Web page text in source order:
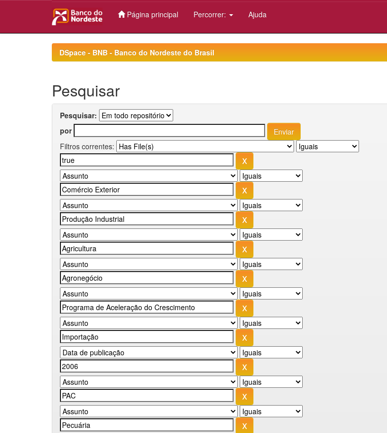
Página principal Percorrer: Ajuda
DSpace - BNB - Banco do Nordeste do Brasil
Pesquisar
Pesquisar:
por
Filtros correntes: